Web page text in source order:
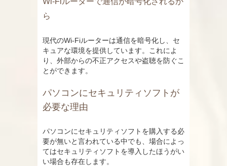
ら
現代のWi-Fiルーターは通信を暗号化し、セ
キュアな環境を提供しています。これによ
り、外部からの不正アクセスや盗聴を防ぐこ
とができます。
パソコンにセキュリティソフトが
必要な理由
パソコンにセキュリティソフトを購入する必
要が無いと言われている中でも、場合によっ
てはセキュリティソフトを導入したほうがい
い場合も存在します。